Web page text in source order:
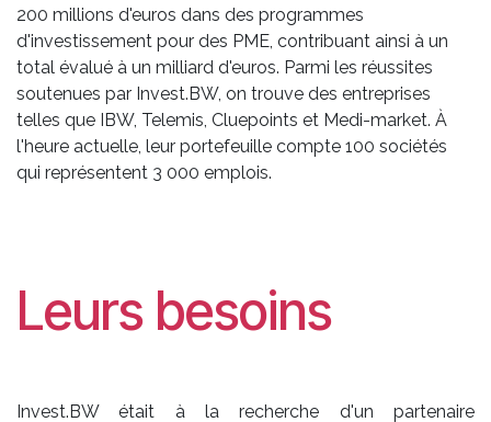
200 millions d'euros dans des programmes
d'investissement pour des PME, contribuant ainsi à un
total évalué à un milliard d'euros. Parmi les réussites
soutenues par Invest.BW, on trouve des entreprises
telles que IBW, Telemis, Cluepoints et Medi-market. À
l'heure actuelle, leur portefeuille compte 100 sociétés
qui représentent 3 000 emplois.
Leurs besoins
Invest.BW était à la recherche d'un partenaire